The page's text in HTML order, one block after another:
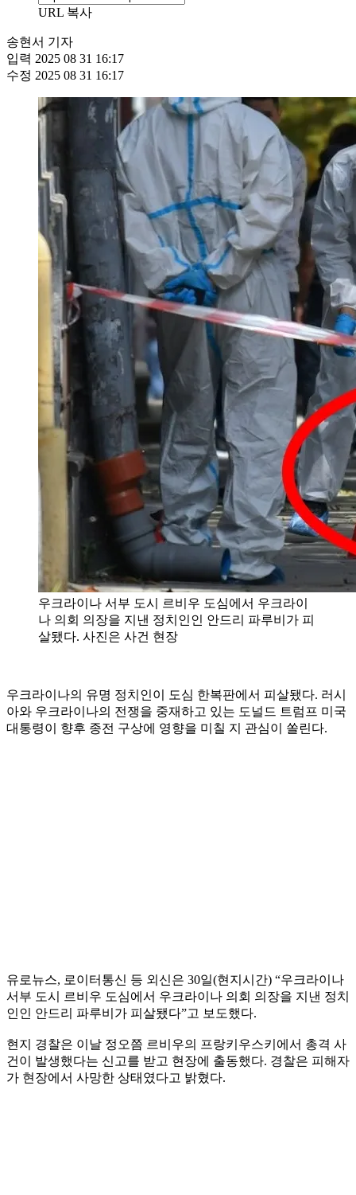
URL 복사
송현서 기자
입력 2025 08 31 16:17
수정 2025 08 31 16:17
우크라이나 서부 도시 르비우 도심에서 우크라이
나 의회 의장을 지낸 정치인인 안드리 파루비가 피
살됐다. 사진은 사건 현장
우크라이나의 유명 정치인이 도심 한복판에서 피살됐다. 러시
아와 우크라이나의 전쟁을 중재하고 있는 도널드 트럼프 미국
대통령이 향후 종전 구상에 영향을 미칠 지 관심이 쏠린다.
유로뉴스, 로이터통신 등 외신은 30일(현지시간) “우크라이나
서부 도시 르비우 도심에서 우크라이나 의회 의장을 지낸 정치
인인 안드리 파루비가 피살됐다”고 보도했다.
현지 경찰은 이날 정오쯤 르비우의 프랑키우스키에서 총격 사
건이 발생했다는 신고를 받고 현장에 출동했다. 경찰은 피해자
가 현장에서 사망한 상태였다고 밝혔다.